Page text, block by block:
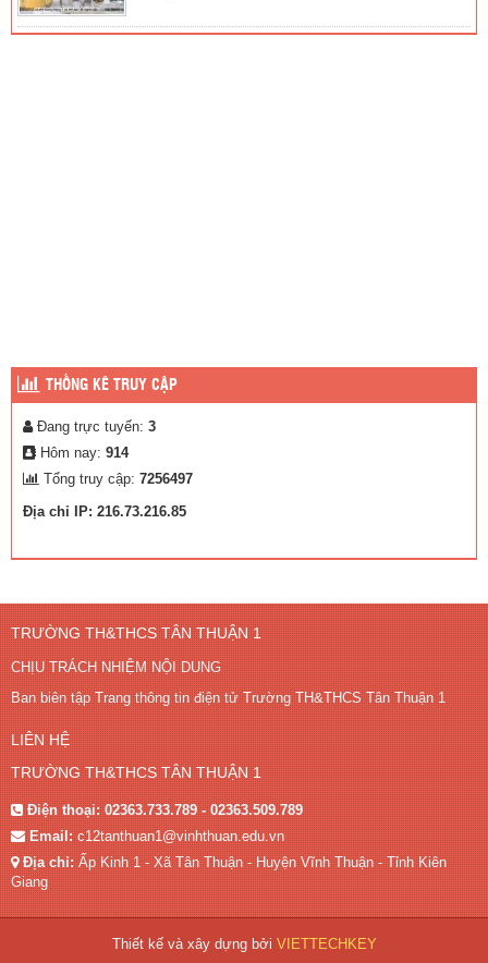
THỐNG KÊ TRUY CẬP
Đang trực tuyến: 3
Hôm nay: 914
Tổng truy cập: 7256497
Địa chỉ IP: 216.73.216.85
TRƯỜNG TH&THCS TÂN THUẬN 1
CHỊU TRÁCH NHIỆM NỘI DUNG
Ban biên tập Trang thông tin điện tử Trường TH&THCS Tân Thuận 1
LIÊN HỆ
TRƯỜNG TH&THCS TÂN THUẬN 1
Điện thoại:02363.733.789 - 02363.509.789
Email:c12tanthuan1@vinhthuan.edu.vn
Địa chỉ:Ấp Kinh 1 - Xã Tân Thuận - Huyện Vĩnh Thuận - Tỉnh Kiên
Giang
Thiết kế và xây dựng bởi VIETTECHKEY